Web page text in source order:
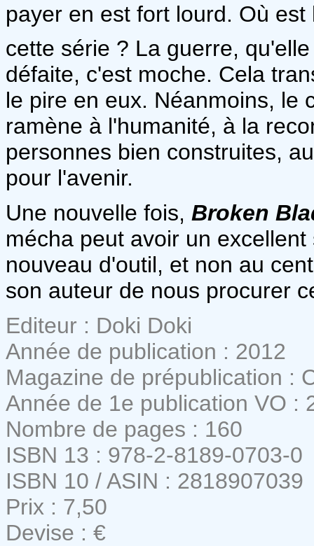
payer en est fort lourd. Où est
cette série ? La guerre,
défaite, c'est moche. Cela
le pire en eux. Néanmoins, le
ramène à l'humanité, à la
personnes bien construites,
pour l'avenir.
Une nouvelle fois, Broken
mécha peut avoir un
nouveau d'outil, et non au
son auteur de nous procurer
Editeur : Doki Doki
Année de publication : 2012
Magazine de prépublication :
Année de 1e publication VO :
Nombre de pages : 160
ISBN 13 : 978-2-8189-0703-0
ISBN 10 / ASIN : 2818907039
Prix : 7,50
Devise : €